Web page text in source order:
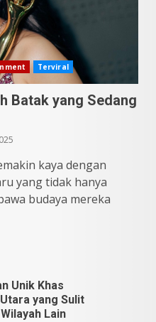
Orang Batak
Perdebatan
Terviral
Batak yang Sedang
kaya dengan
yang tidak hanya
budaya mereka
Unik Khas
yang Sulit
Lain